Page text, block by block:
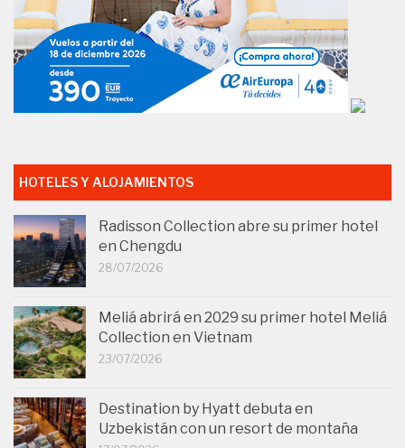
HOTELES Y ALOJAMIENTOS
Radisson Collection abre su primer hotel
en Chengdu
28/07/2026
Meliá abrirá en 2029 su primer hotel Meliá
Collection en Vietnam
23/07/2026
Destination by Hyatt debuta en
Uzbekistán con un resort de montaña